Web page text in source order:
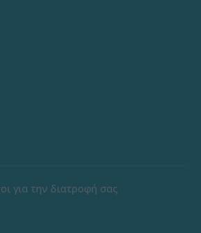
για την διατροφή σας